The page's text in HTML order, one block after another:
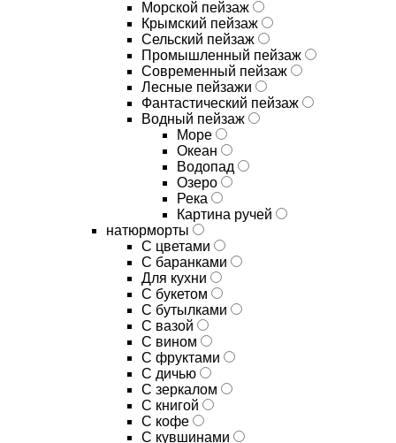
Морской пейзаж
Крымский пейзаж
Сельский пейзаж
Промышленный пейзаж
Современный пейзаж
Лесные пейзажи
Фантастический пейзаж
Водный пейзаж
Море
Океан
Водопад
Озеро
Река
Картина ручей
натюрморты
С цветами
С баранками
Для кухни
C букетом
C бутылками
C вазой
C вином
C фруктами
C дичью
C зеркалом
C книгой
C кофе
C кувшинами